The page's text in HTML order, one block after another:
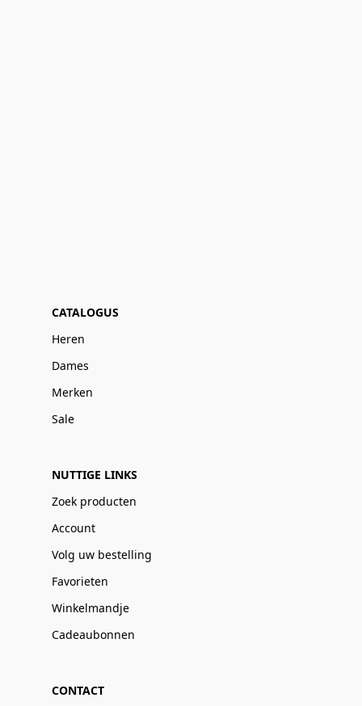
CATALOGUS
Heren
Dames
Merken
Sale
NUTTIGE LINKS
Zoek producten
Account
Volg uw bestelling
Favorieten
Winkelmandje
Cadeaubonnen
CONTACT